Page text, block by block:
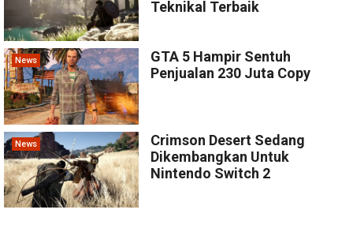
Teknikal Terbaik
News
GTA 5 Hampir Sentuh
Penjualan 230 Juta Copy
News
Crimson Desert Sedang
Dikembangkan Untuk
Nintendo Switch 2